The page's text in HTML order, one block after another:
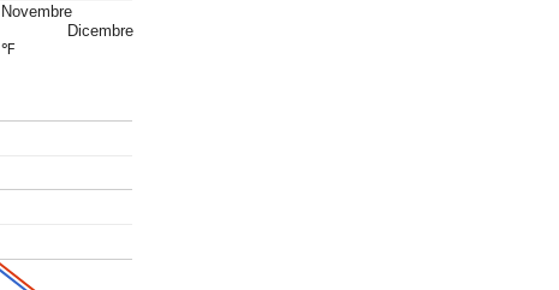
℉
Novembre
Dicembre